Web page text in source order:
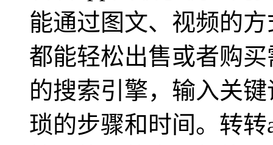
能通过图文、视频的
都能轻松出售或者购
的搜索引擎，输入关
琐的步骤和时间。转